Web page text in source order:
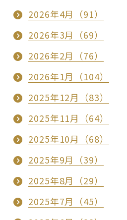
2026年4月（91）
2026年3月（69）
2026年2月（76）
2026年1月（104）
2025年12月（83）
2025年11月（64）
2025年10月（68）
2025年9月（39）
2025年8月（29）
2025年7月（45）